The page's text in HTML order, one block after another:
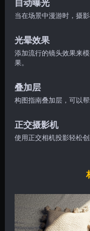
当在场景中漫游时，摄影
光晕效果
添加流行的镜头效果来
果。
叠加层
构图指南叠加层，可以
正交摄影机
使用正交相机投影轻松